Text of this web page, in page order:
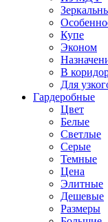
Купе
Эконом
В
Для
Гардеробные
Цвет
Белые
Светлые
Серые
Темные
Цена
Элитные
Дешевые
Размеры